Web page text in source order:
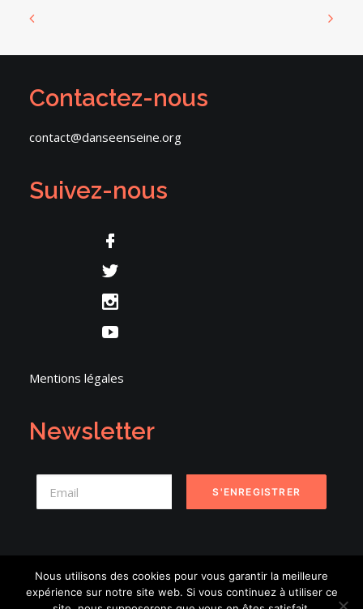
Contactez-nous
contact@danseenseine.org
Suivez-nous
Mentions légales
Newsletter
© 2026 Danse en Seine. | Tous droits réservés.
Nous utilisons des cookies pour vous garantir la meilleure
expérience sur notre site web. Si vous continuez à utiliser ce